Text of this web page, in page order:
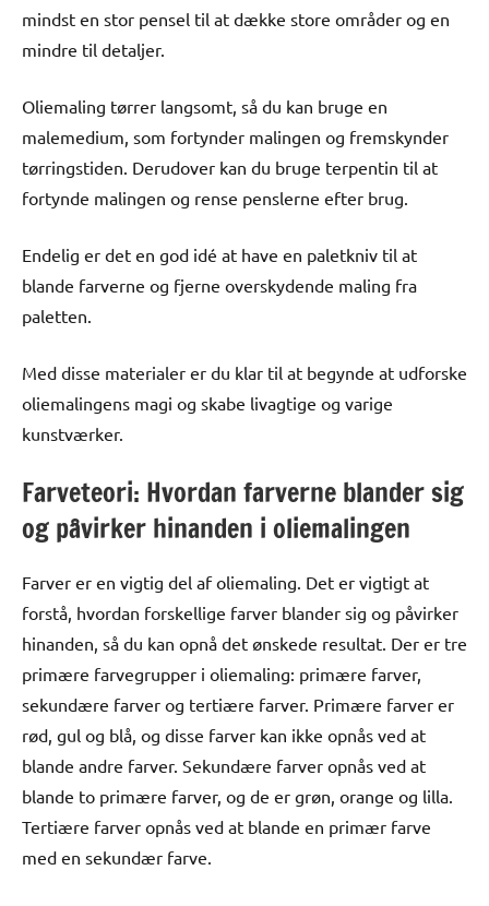
mindst en stor pensel til at dække store områder og en
mindre til detaljer.
Oliemaling tørrer langsomt, så du kan bruge en
malemedium, som fortynder malingen og fremskynder
tørringstiden. Derudover kan du bruge terpentin til at
fortynde malingen og rense penslerne efter brug.
Endelig er det en god idé at have en paletkniv til at
blande farverne og fjerne overskydende maling fra
paletten.
Med disse materialer er du klar til at begynde at udforske
oliemalingens magi og skabe livagtige og varige
kunstværker.
Farveteori: Hvordan farverne blander sig
og påvirker hinanden i oliemalingen
Farver er en vigtig del af oliemaling. Det er vigtigt at
forstå, hvordan forskellige farver blander sig og påvirker
hinanden, så du kan opnå det ønskede resultat. Der er tre
primære farvegrupper i oliemaling: primære farver,
sekundære farver og tertiære farver. Primære farver er
rød, gul og blå, og disse farver kan ikke opnås ved at
blande andre farver. Sekundære farver opnås ved at
blande to primære farver, og de er grøn, orange og lilla.
Tertiære farver opnås ved at blande en primær farve
med en sekundær farve.